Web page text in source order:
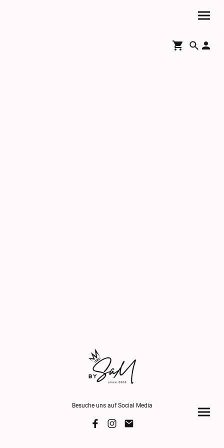
Besuche uns auf Social Media